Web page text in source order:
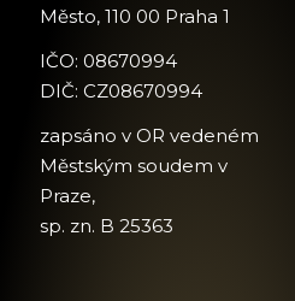
Město, 110 00 Praha 1
IČO: 08670994
DIČ: CZ08670994
zapsáno v OR vedeném
Městským soudem v
Praze,
sp. zn. B 25363